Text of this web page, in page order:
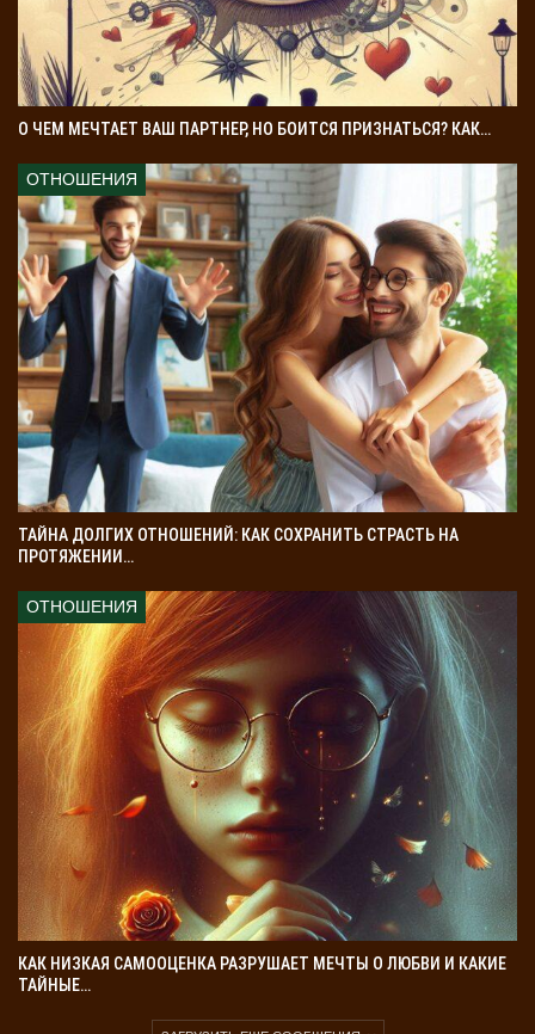
О ЧЕМ МЕЧТАЕТ ВАШ ПАРТНЕР, НО БОИТСЯ ПРИЗНАТЬСЯ? КАК…
ОТНОШЕНИЯ
ТАЙНА ДОЛГИХ ОТНОШЕНИЙ: КАК СОХРАНИТЬ СТРАСТЬ НА
ПРОТЯЖЕНИИ…
ОТНОШЕНИЯ
КАК НИЗКАЯ САМООЦЕНКА РАЗРУШАЕТ МЕЧТЫ О ЛЮБВИ И КАКИЕ
ТАЙНЫЕ…